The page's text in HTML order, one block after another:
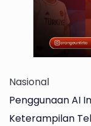
Nasional
Penggunaan AI
Keterampilan